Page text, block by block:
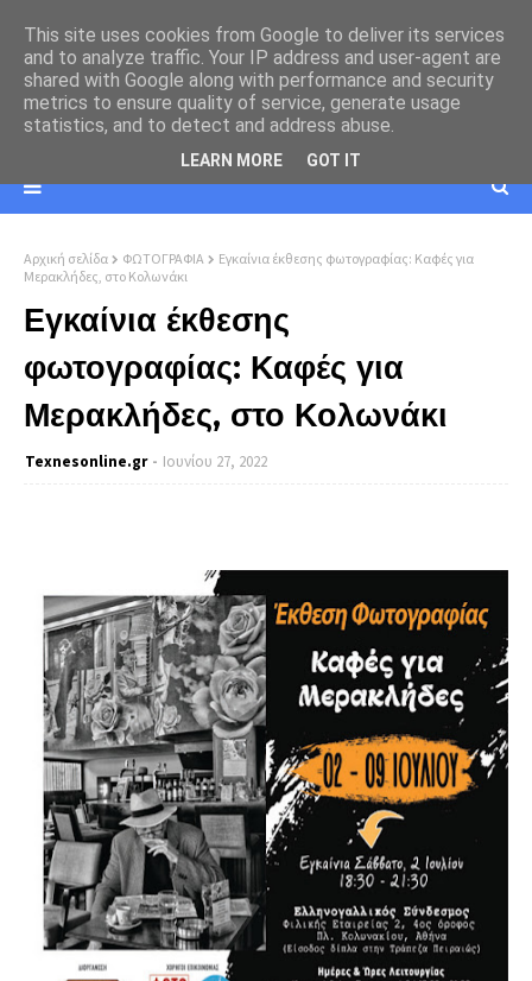
Αρχική σελίδα ΦΩΤΟΓΡΑΦΙΑ
Εγκαίνια έκθεσης φωτογραφίας: Καφές για
Μερακλήδες, στο Κολωνάκι
Εγκαίνια έκθεσης
φωτογραφίας: Καφές για
Μερακλήδες, στο Κολωνάκι
Texnesοnline.gr Ιουνίου 27, 2022
This site uses cookies from Google to deliver its services
and to analyze traffic. Your IP address and user-agent are
shared with Google along with performance and security
metrics to ensure quality of service, generate usage
statistics, and to detect and address abuse.
LEARN MORE GOT IT